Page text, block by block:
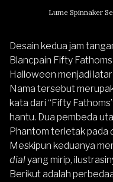
Lume Spinnaker
Desain kedua jam
Blancpain Fifty
Halloween menjadi
Nama tersebut
kata dari “Fifty
hantu. Dua pembeda
Phantom terletak pada
Meskipun keduanya
dialyang mirip,
Berikut adalah